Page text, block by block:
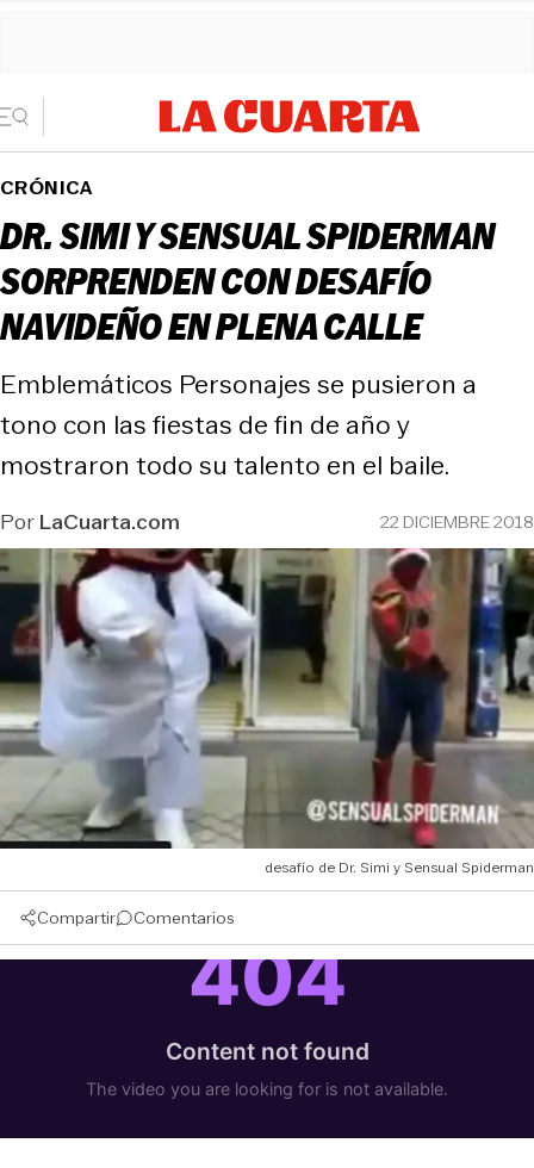
CRÓNICA
DR. SIMI Y SENSUAL SPIDERMAN
SORPRENDEN CON DESAFÍO
NAVIDEÑO EN PLENA CALLE
Emblemáticos Personajes se pusieron a
tono con las fiestas de fin de año y
mostraron todo su talento en el baile.
PorLaCuarta.com 22 DICIEMBRE 2018
desafío de Dr. Simi y Sensual Spiderman
Compartir Comentarios